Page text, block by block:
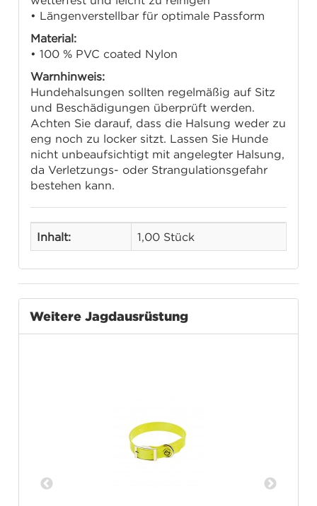
• Längenverstellbar für optimale Passform
Material:
• 100 % PVC coated Nylon
Warnhinweis:
Hundehalsungen sollten regelmäßig auf Sitz
und Beschädigungen überprüft werden.
Achten Sie darauf, dass die Halsung weder zu
eng noch zu locker sitzt. Lassen Sie Hunde
nicht unbeaufsichtigt mit angelegter Halsung,
da Verletzungs- oder Strangulationsgefahr
bestehen kann.
Inhalt: 1,00 Stück
Weitere Jagdausrüstung